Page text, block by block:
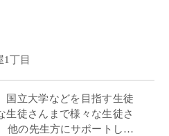
丁目
国立大学などを目指す生徒
生徒さんまで様々な生徒さ
他の先生方にサポートして